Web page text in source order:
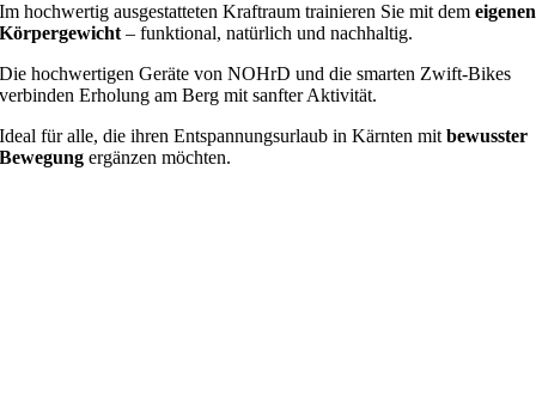
Im hochwertig ausgestatteten Kraftraum trainieren Sie mit demeigenen
Körpergewicht – funktional, natürlich und nachhaltig.
Die hochwertigen Geräte von NOHrD und die smarten Zwift-Bikes
verbinden Erholung am Berg mit sanfter Aktivität.
Ideal für alle, die ihren Entspannungsurlaub in Kärnten mitbewusster
Bewegung ergänzen möchten.